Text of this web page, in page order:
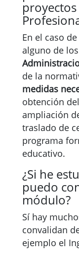
En el caso
alguno de
de la
medidas
obtención
ampliación
traslado de
programa
educativo.
¿Si he
puedo
módulo?
Sí hay
convalidan
ejemplo el